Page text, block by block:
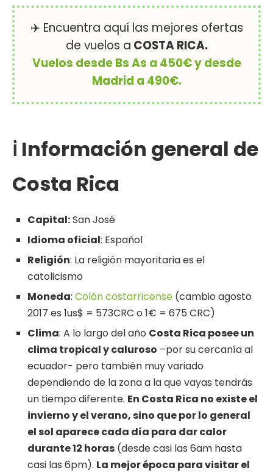
✈️ Encuentra aquí las mejores ofertas
de vuelos a COSTA RICA.
Vuelos desde Bs As a 450€ y desde
Madrid a 490€.
ℹ️ Información general de
Costa Rica
Capital:San José
Idioma oficial: Español
Religión: La religión mayoritaria es el
catolicismo
Moneda: Colón costarricense (cambio agosto
2017 es 1us$ = 573CRC o 1€ = 675 CRC)
Clima: A lo largo del año Costa Rica posee un
clima tropical y caluroso –por su cercanía al
ecuador- pero también muy variado
dependiendo de la zona a la que vayas tendrás
un tiempo diferente. En Costa Rica no existe el
invierno y el verano, sino que por lo general
el sol aparece cada día para dar calor
durante 12 horas (desde casi las 6am hasta
casi las 6pm). La mejor época para visitar el